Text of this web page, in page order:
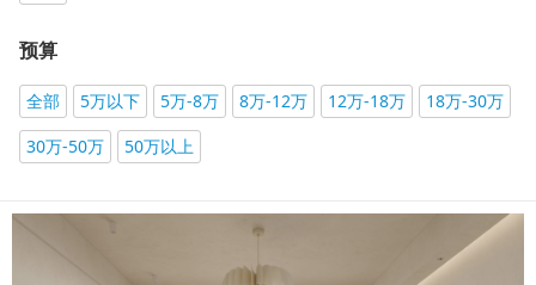
预算
全部 5万以下 5万-8万 8万-12万 12万-18万
18万-30万
30万-50万
50万以上